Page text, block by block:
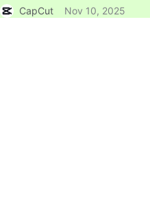
CapCut Nov 10, 2025